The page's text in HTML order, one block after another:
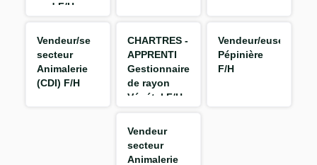
end F/H
Vendeur/se
secteur
Animalerie
(CDI) F/H
CHARTRES -
APPRENTI
Gestionnaire
de rayon
Végétal F/H
Vendeur/euse
Pépinière
F/H
Vendeur
secteur
Animalerie